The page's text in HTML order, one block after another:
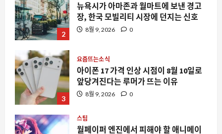
2
3
요즘뜨는소식
8월 9, 2026 0
스팀
함정